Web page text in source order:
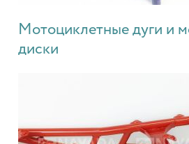
Мотоциклетные дуги и
диски